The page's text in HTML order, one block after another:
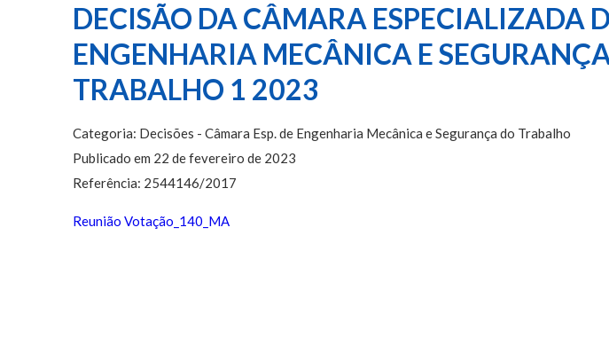
DECISÃO DA CÂMARA ESPECIALIZADA
ENGENHARIA MECÂNICA E
TRABALHO 1 2023
Categoria: Decisões - Câmara Esp. de Engenharia Mecânica e Segurança do Trabalho
Publicado em 22 de fevereiro de 2023
Referência: 2544146/2017
Reunião Votação_140_MA